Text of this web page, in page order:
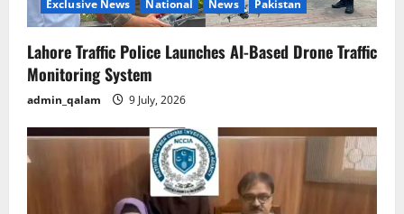
Exclusive News National News Pakistan
Lahore Traffic Police Launches AI-Based Drone Traffic
Monitoring System
admin_qalam 9 July, 2026